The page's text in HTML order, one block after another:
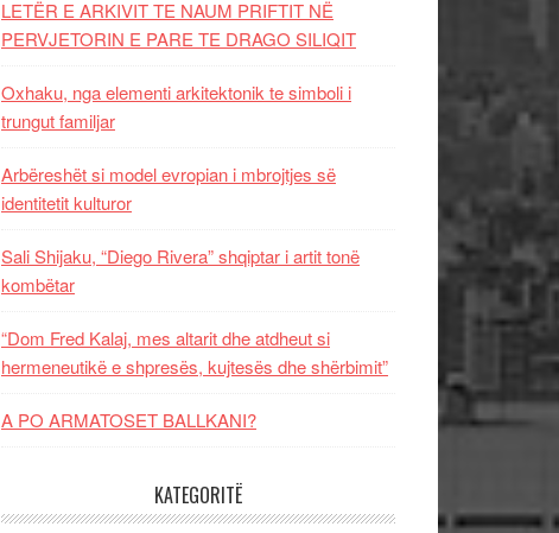
LETËR E ARKIVIT TE NAUM PRIFTIT NË
PERVJETORIN E PARE TE DRAGO SILIQIT
Oxhaku, nga elementi arkitektonik te simboli i
trungut familjar
Arbëreshët si model evropian i mbrojtjes së
identitetit kulturor
Sali Shijaku, “Diego Rivera” shqiptar i artit tonë
kombëtar
“Dom Fred Kalaj, mes altarit dhe atdheut si
hermeneutikë e shpresës, kujtesës dhe shërbimit”
A PO ARMATOSET BALLKANI?
KATEGORITË